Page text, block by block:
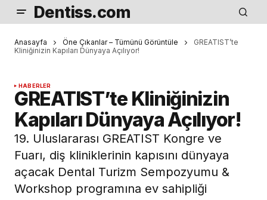
Dentiss.com
Anasayfa Öne Çıkanlar – Tümünü Görüntüle
GREATIST’te
Kliniğinizin Kapıları Dünyaya Açılıyor!
HABERLER
GREATIST’te Kliniğinizin
Kapıları Dünyaya Açılıyor!
19. Uluslararası GREATIST Kongre ve
Fuarı, diş kliniklerinin kapısını dünyaya
açacak Dental Turizm Sempozyumu &
Workshop programına ev sahipliği